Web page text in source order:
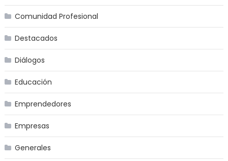
Comunidad Profesional
Destacados
Diálogos
Educación
Emprendedores
Empresas
Generales